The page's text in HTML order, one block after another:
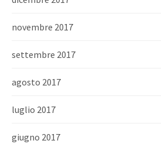
novembre 2017
settembre 2017
agosto 2017
luglio 2017
giugno 2017